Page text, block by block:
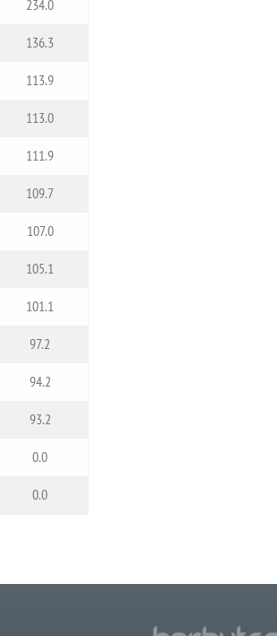
234.0
136.3
113.9
113.0
111.9
109.7
107.0
105.1
101.1
97.2
94.2
93.2
0.0
0.0